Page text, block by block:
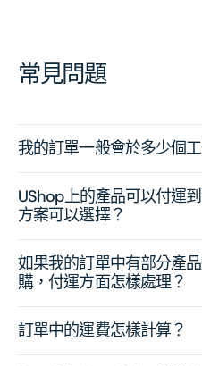
常見問題
我的訂單一般會於多少個
UShop上的產品可以付運
方案可以選擇？
如果我的訂單中有部分產
購，付運方面怎樣處理？
訂單中的運費怎樣計算？